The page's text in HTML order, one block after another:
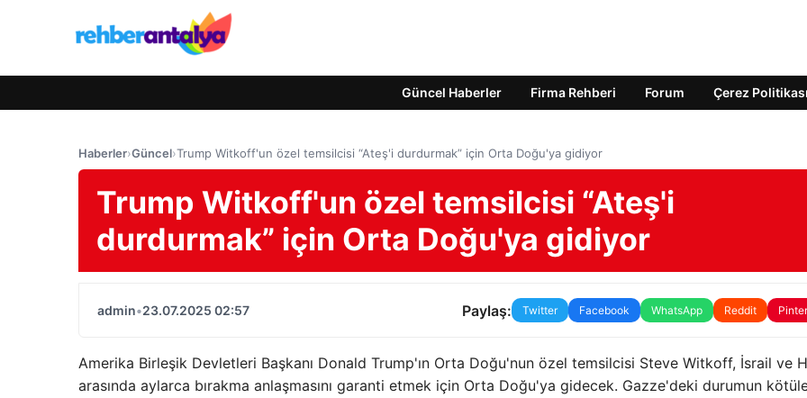
Güncel Haberler Firma Rehberi Forum Çerez Politikası
Haberler›Güncel›Trump Witkoff'un özel temsilcisi “Ateş'i durdurmak” için Orta Doğu'ya gidiyor
Trump Witkoff'un özel temsilcisi “Ateş'i
durdurmak” için Orta Doğu'ya gidiyor
admin•23.07.2025 02:57 Paylaş: Twitter Facebook WhatsApp Reddit
Amerika Birleşik Devletleri Başkanı Donald Trump'ın Orta Doğu'nun özel temsilcisi Steve Witkoff, İsrail ve
arasında aylarca bırakma anlaşmasını garanti etmek için Orta Doğu'ya gidecek. Gazze'deki durumun